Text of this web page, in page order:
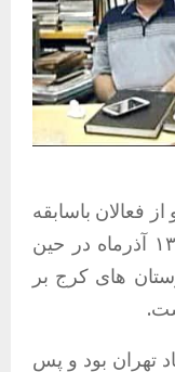
فعالان باسابقه
جنبش کارگری ایران روز پنجشنبه ۱۳ آذرماه در حین
های کرج بر
در خانی‌ آباد تهران بود و پس